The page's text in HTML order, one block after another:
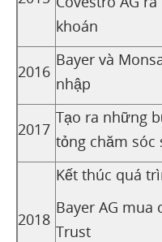
khoán
2016
Bayer và
nhập
2017
Tạo ra những
tỏng chăm sóc
2018
Kết thúc quá
Bayer AG mua
Trust